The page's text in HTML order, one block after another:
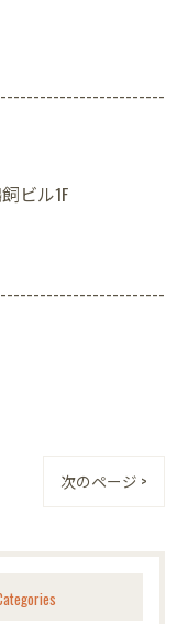
ビル1F
次のページ >